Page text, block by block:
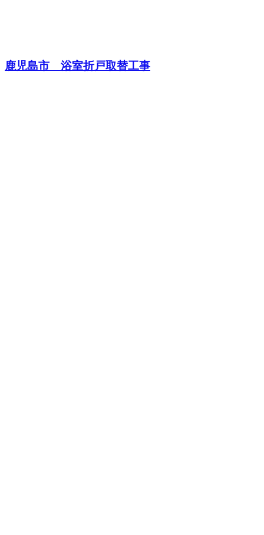
鹿児島市 浴室折戸取替工事